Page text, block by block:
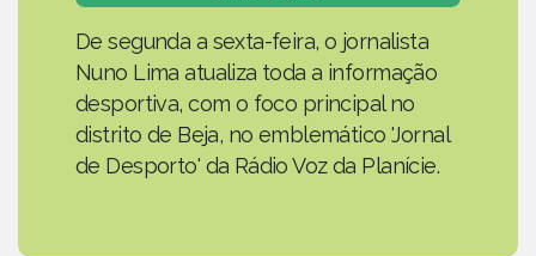
De segunda a sexta-feira, o jornalista
Nuno Lima atualiza toda a informação
desportiva, com o foco principal no
distrito de Beja, no emblemático 'Jornal
de Desporto' da Rádio Voz da Planície.